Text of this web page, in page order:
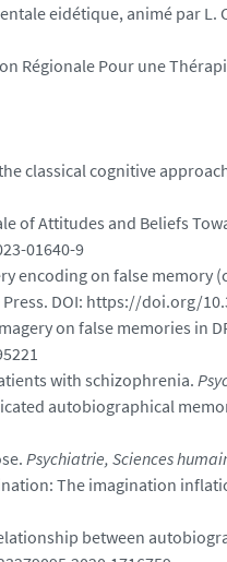
eidétique, animé par L.
Régionale Pour une
classical cognitive
of Attitudes and Beliefs
01640-9
encoding on false memory
Press. DOI: https://doi.org/
on false memories in
with schizophrenia.
autobiographical
Psychiatrie, Sciences
The imagination
between